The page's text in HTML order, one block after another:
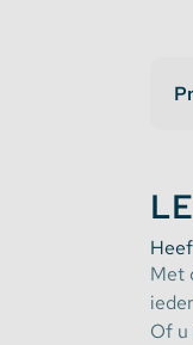
Met
Of u